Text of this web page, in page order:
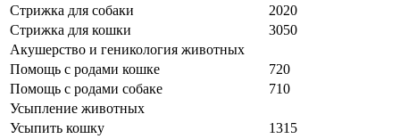
Стрижка для собаки
2020
Стрижка для кошки
3050
Акушерство и геникология животных
Помощь с родами кошке
720
Помощь с родами собаке
710
Усыпление животных
Усыпить кошку
1315